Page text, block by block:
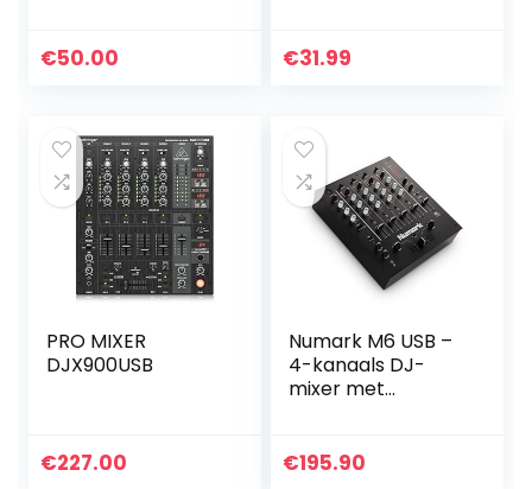
uetooth Live
Geluidskaart
€50.00 €31.99
PRO MIXER
DJX900USB
€227.00
Numark M6 USB –
4-kanaals DJ-
mixer met
bands EQ,
€195.90